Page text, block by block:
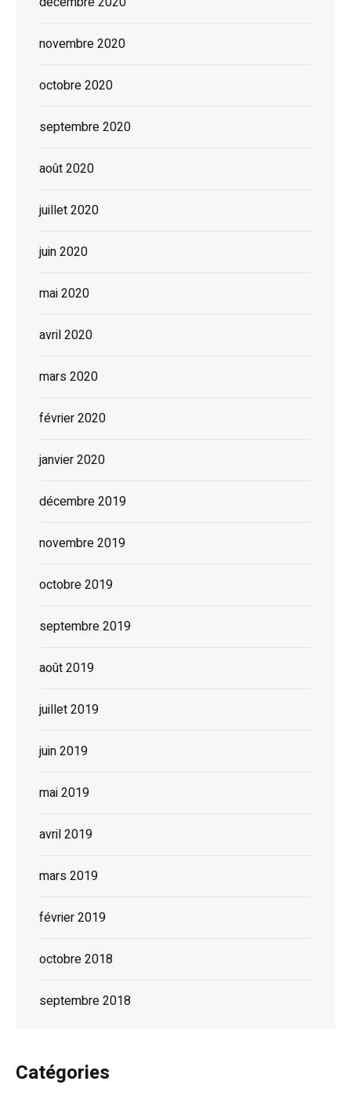
novembre 2020
octobre 2020
septembre 2020
août 2020
juillet 2020
juin 2020
mai 2020
avril 2020
mars 2020
février 2020
janvier 2020
décembre 2019
novembre 2019
octobre 2019
septembre 2019
août 2019
juillet 2019
juin 2019
mai 2019
avril 2019
mars 2019
février 2019
octobre 2018
septembre 2018
Catégories